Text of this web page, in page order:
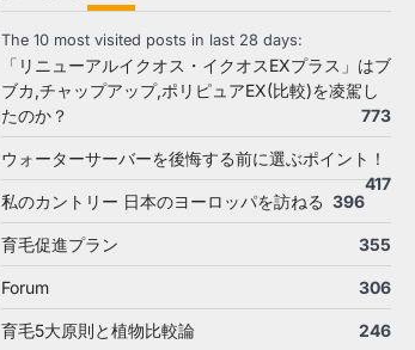
The 10 most visited posts in last 28 days:
「リニューアルイクオス・イクオスEXプラス」はブ
ブカ,チャップアップ,ポリピュアEX(比較)を凌駕し
たのか？
773
ウォーターサーバーを後悔する前に選ぶポイント！
417
私のカントリー 日本のヨーロッパを訪ねる 396
育毛促進プラン 355
Forum 306
育毛5大原則と植物比較論 246